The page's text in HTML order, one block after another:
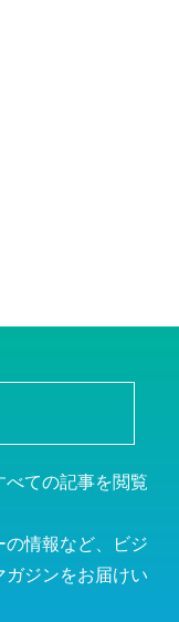
ての記事を閲覧
の情報など、ビジ
ガジンをお届けい